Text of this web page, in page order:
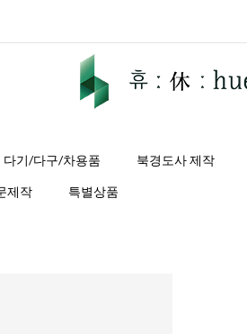
다기/다구/차용품 북경도사 제작
제작 특별상품